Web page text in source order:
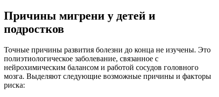
Причины мигрени у детей и
подростков
Точные причины развития болезни до конца не изучены. Это
полиэтиологическое заболевание, связанное с
нейрохимическим балансом и работой сосудов головного
мозга. Выделяют следующие возможные причины и факторы
риска: